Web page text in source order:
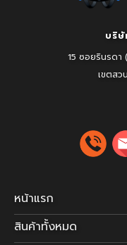
บริษั
15 ซอยรินรดา
เขตสว
หน้าแรก
สินค้าทั้งหมด